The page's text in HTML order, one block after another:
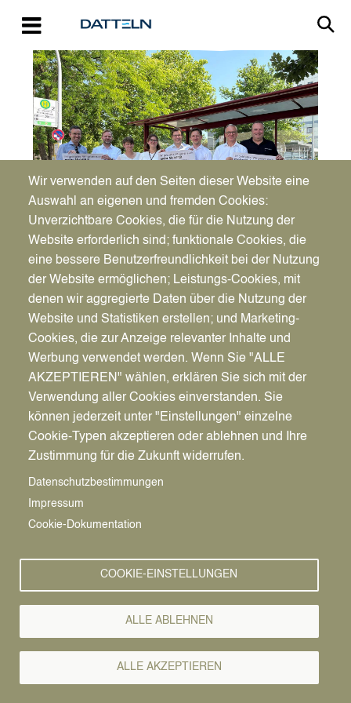
Haben das Projekt vorgestellt und die Testphase
angekündigt (v. l.) Mathias Raabe (Mobilität und
Kreisentwicklung, Kreis Coesfeld), Tino Nitsch
(Pressesprecher, Regionalverkehr Münsterland
GmbH), Anja Althoff (Mobilitätsbeauftragte, Stadt
Datteln), Nina Kuck (Mobilitätskoordinatorin Stadt
Datteln), Martin Schmidt (Geschäftsführer,
Vestische Straßenbahnen GmbH), Pierre Jutrzenka
(Direktor Klinikmanagement, Vestische Kinder- und
Jugendklink), Bürgermeister André Dora und Bodo
Klimpel, Landrat und Aufsichtsratsvorsitzender der
Vestischen Straßenbahnen GmbH.
Do., 03.07.2025 - 15:24
Umweltfreundlich zur
zusätzlichen Fahrten auf
fünf Linien verstärkt –
Personal der Dattelner
Kliniken profitiert im
Rahmen von
Wir verwenden auf den Seiten dieser Website eine
Auswahl an eigenen und fremden Cookies:
Unverzichtbare Cookies, die für die Nutzung der
Website erforderlich sind; funktionale Cookies, die
eine bessere Benutzerfreundlichkeit bei der Nutzung
der Website ermöglichen; Leistungs-Cookies, mit
denen wir aggregierte Daten über die Nutzung der
Website und Statistiken erstellen; und Marketing-
Cookies, die zur Anzeige relevanter Inhalte und
Werbung verwendet werden. Wenn Sie "ALLE
AKZEPTIEREN" wählen, erklären Sie sich mit der
Verwendung aller Cookies einverstanden. Sie
können jederzeit unter "Einstellungen" einzelne
Cookie-Typen akzeptieren oder ablehnen und Ihre
Zustimmung für die Zukunft widerrufen.
Datenschutzbestimmungen
Impressum
Cookie-Dokumentation
COOKIE-EINSTELLUNGEN
ALLE ABLEHNEN
ALLE AKZEPTIEREN